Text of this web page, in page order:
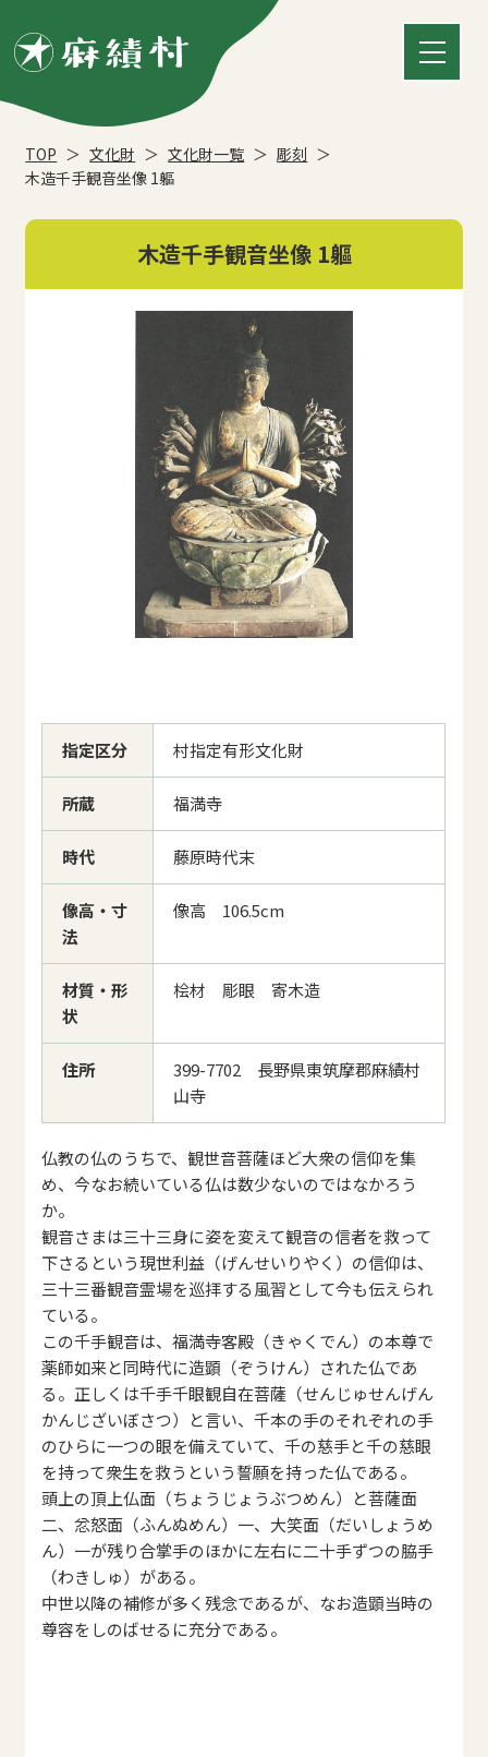
TOP 文化財 文化財一覧
彫刻
木造千手観音坐像 1軀
木造千手観音坐像 1軀
指定区分 村指定有形文化財
所蔵 福満寺
時代 藤原時代末
像高・寸
法
像高 106.5cm
材質・形
状
桧材 彫眼 寄木造
住所
399-7702 長野県東筑摩郡麻績村
山寺
仏教の仏のうちで、観世音菩薩ほど大衆の信仰を集
め、今なお続いている仏は数少ないのではなかろう
か。
観音さまは三十三身に姿を変えて観音の信者を救って
下さるという現世利益（げんせいりやく）の信仰は、
三十三番観音霊場を巡拝する風習として今も伝えられ
ている。
この千手観音は、福満寺客殿（きゃくでん）の本尊で
薬師如来と同時代に造顕（ぞうけん）された仏であ
る。正しくは千手千眼観自在菩薩（せんじゅせんげん
かんじざいぼさつ）と言い、千本の手のそれぞれの手
のひらに一つの眼を備えていて、千の慈手と千の慈眼
を持って衆生を救うという誓願を持った仏である。
頭上の頂上仏面（ちょうじょうぶつめん）と菩薩面
二、忿怒面（ふんぬめん）一、大笑面（だいしょうめ
ん）一が残り合掌手のほかに左右に二十手ずつの脇手
（わきしゅ）がある。
中世以降の補修が多く残念であるが、なお造顕当時の
尊容をしのばせるに充分である。